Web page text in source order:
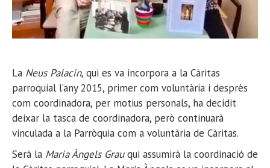
La Neus Palacin, qui es va incorpora a la Càritas
parroquial l’any 2015, primer com voluntària i desprès
com coordinadora, per motius personals, ha decidit
deixar la tasca de coordinadora, però continuarà
vinculada a la Parròquia com a voluntària de Càritas.
Serà la Maria Àngels Grauqui assumirà la coordinació de